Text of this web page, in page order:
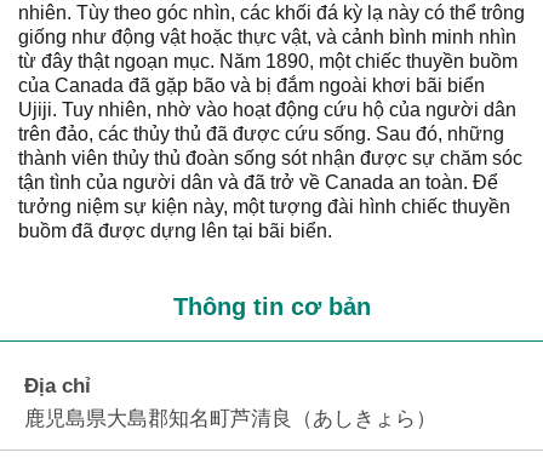
nhiên. Tùy theo góc nhìn, các khối đá kỳ lạ này có thể trông
giống như động vật hoặc thực vật, và cảnh bình minh nhìn
từ đây thật ngoạn mục. Năm 1890, một chiếc thuyền buồm
của Canada đã gặp bão và bị đắm ngoài khơi bãi biển
Ujiji. Tuy nhiên, nhờ vào hoạt động cứu hộ của người dân
trên đảo, các thủy thủ đã được cứu sống. Sau đó, những
thành viên thủy thủ đoàn sống sót nhận được sự chăm sóc
tận tình của người dân và đã trở về Canada an toàn. Để
tưởng niệm sự kiện này, một tượng đài hình chiếc thuyền
buồm đã được dựng lên tại bãi biển.
Thông tin cơ bản
Địa chỉ
鹿児島県大島郡知名町芦清良（あしきょら）